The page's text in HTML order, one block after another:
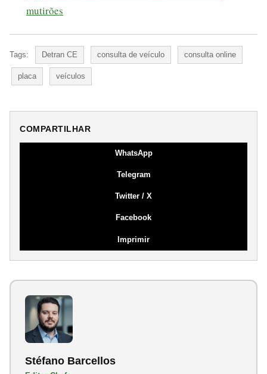
mutirões
Tags: Detran CE consulta de veículo consulta online
placa veículos
COMPARTILHAR
WhatsApp
Telegram
Twitter / X
Facebook
Imprimir
Stéfano Barcellos